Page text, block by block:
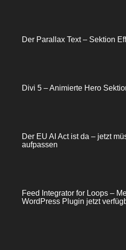
Der Parallax Text – Sektion
Divi 5 – Animierte Hero
Der EU AI Act ist da – jetzt
aufpassen
Feed Integrator for Loops –
WordPress Plugin jetzt